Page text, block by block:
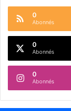
0
Abonnés
0
Abonnés
0
Abonnés